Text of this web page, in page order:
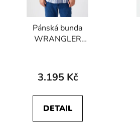
Pánská bunda
WRANGLER
Dusty Olive
3.195 Kč
DETAIL